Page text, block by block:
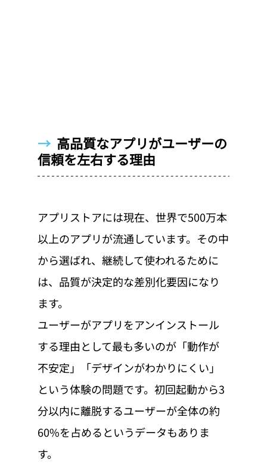
→ 高品質なアプリがユーザーの
信頼を左右する理由
アプリストアには現在、世界で500万本
以上のアプリが流通しています。その中
から選ばれ、継続して使われるために
は、品質が決定的な差別化要因になり
ます。
ユーザーがアプリをアンインストール
する理由として最も多いのが「動作が
不安定」「デザインがわかりにくい」
という体験の問題です。初回起動から3
分以内に離脱するユーザーが全体の約
60%を占めるというデータもありま
す。